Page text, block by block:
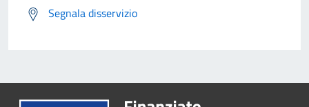
Segnala disservizio